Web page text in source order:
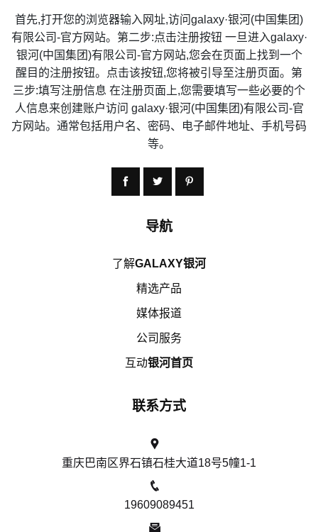
首先,打开您的浏览器输入网址,访问galaxy·银河(中国集团)
有限公司-官方网站。第二步:点击注册按钮 一旦进入galaxy·
银河(中国集团)有限公司-官方网站,您会在页面上找到一个
醒目的注册按钮。点击该按钮,您将被引导至注册页面。第
三步:填写注册信息 在注册页面上,您需要填写一些必要的个
人信息来创建账户访问 galaxy·银河(中国集团)有限公司-官
方网站。通常包括用户名、密码、电子邮件地址、手机号码
等。
导航
了解GALAXY银河
精选产品
媒体报道
公司服务
互动银河首页
联系方式
重庆巴南区界石镇石桂大道18号5幢1-1
19609089451